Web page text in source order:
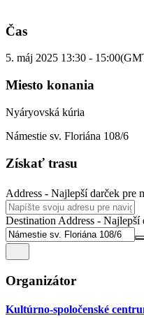
Čas
5. máj 2025 13:30 - 15:00
Miesto konania
Nyáryovská kúria
Námestie sv. Floriána 108/6
Získať trasu
Address - Najlepší darček pre
Destination Address -
Organizátor
Kultúrno-spoločenské